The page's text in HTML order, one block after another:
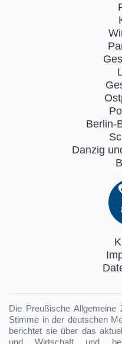
Berlin-
Danzig
Die Preußische Allgemeine
Stimme in der deutschen
berichtet sie über das